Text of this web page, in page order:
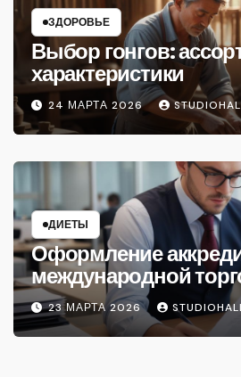
ЗДОРОВЬЕ
Выбор гонгов:
характеристики
24 МАРТА 2026
ДИЕТЫ
Оформление
международной
23 МАРТА 2026